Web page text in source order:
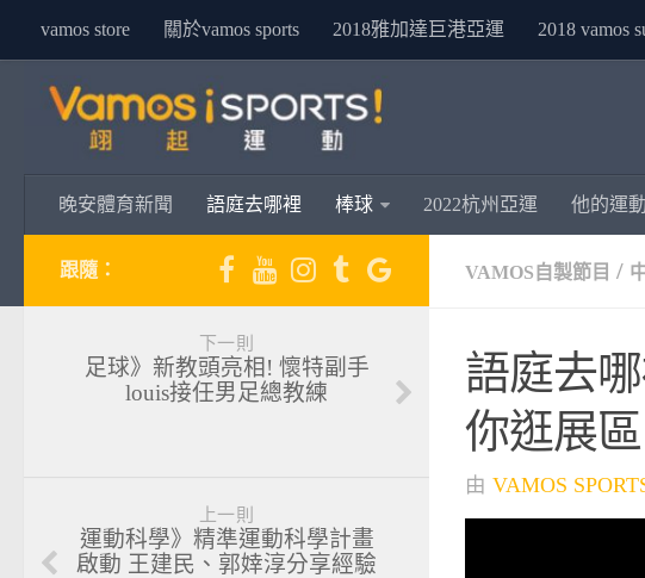
vamos store 關於vamos sports 2018雅加達巨港亞運 2018 vamos
晚安體育新聞 語庭去哪裡 棒球 2022杭州亞運 他的運
VAMOS自製節目 /
語庭去
你逛展區
由 VAMOS
跟隨：
下一則
足球》新教頭亮相! 懷特副手
louis接任男足總教練
上一則
運動科學》精準運動科學計畫
啟動 王建民、郭婞淳分享經驗